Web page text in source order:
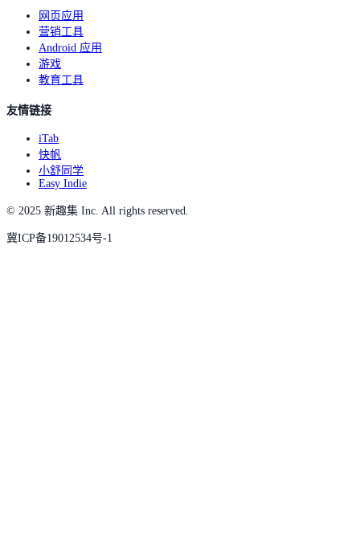
网页应用
营销工具
Android 应用
游戏
教育工具
友情链接
iTab
快帆
小舒同学
Easy Indie
© 2025 新趣集 Inc. All rights reserved.
冀ICP备19012534号-1